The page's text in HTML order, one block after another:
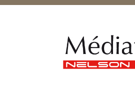
recherche